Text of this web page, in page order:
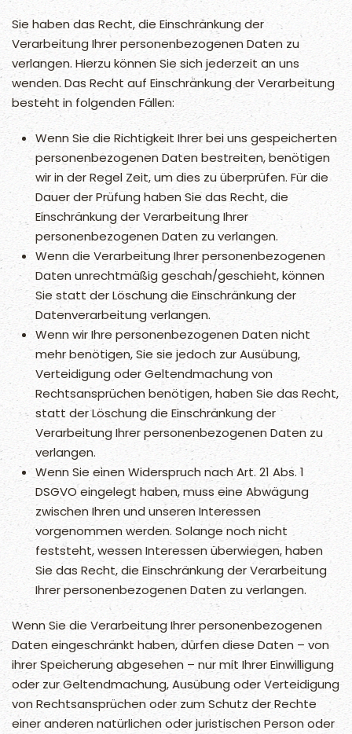
Sie haben das Recht, die Einschränkung der
Verarbeitung Ihrer personenbezogenen Daten zu
verlangen. Hierzu können Sie sich jederzeit an uns
wenden. Das Recht auf Einschränkung der Verarbeitung
besteht in folgenden Fällen:
Wenn Sie die Richtigkeit Ihrer bei uns gespeicherten
personenbezogenen Daten bestreiten, benötigen
wir in der Regel Zeit, um dies zu überprüfen. Für die
Dauer der Prüfung haben Sie das Recht, die
Einschränkung der Verarbeitung Ihrer
personenbezogenen Daten zu verlangen.
Wenn die Verarbeitung Ihrer personenbezogenen
Daten unrechtmäßig geschah/geschieht, können
Sie statt der Löschung die Einschränkung der
Datenverarbeitung verlangen.
Wenn wir Ihre personenbezogenen Daten nicht
mehr benötigen, Sie sie jedoch zur Ausübung,
Verteidigung oder Geltendmachung von
Rechtsansprüchen benötigen, haben Sie das Recht,
statt der Löschung die Einschränkung der
Verarbeitung Ihrer personenbezogenen Daten zu
verlangen.
Wenn Sie einen Widerspruch nach Art. 21 Abs. 1
DSGVO eingelegt haben, muss eine Abwägung
zwischen Ihren und unseren Interessen
vorgenommen werden. Solange noch nicht
feststeht, wessen Interessen überwiegen, haben
Sie das Recht, die Einschränkung der Verarbeitung
Ihrer personenbezogenen Daten zu verlangen.
Wenn Sie die Verarbeitung Ihrer personenbezogenen
Daten eingeschränkt haben, dürfen diese Daten – von
ihrer Speicherung abgesehen – nur mit Ihrer Einwilligung
oder zur Geltendmachung, Ausübung oder Verteidigung
von Rechtsansprüchen oder zum Schutz der Rechte
einer anderen natürlichen oder juristischen Person oder